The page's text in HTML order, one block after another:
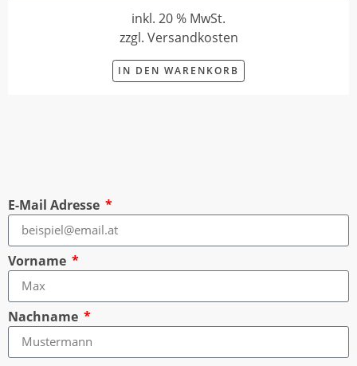
inkl. 20 % MwSt.
zzgl. Versandkosten
IN DEN WARENKORB
E-Mail Adresse
Vorname
Nachname